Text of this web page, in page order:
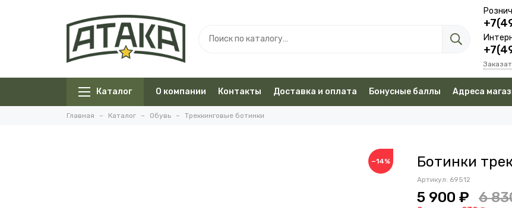
Каталог О компании Контакты Доставка и оплата Бонусные баллы Адреса
Главная Каталог Обувь Треккинговые ботинки
−14% Ботинки
Артикул: 69512
5 900 ₽ 6